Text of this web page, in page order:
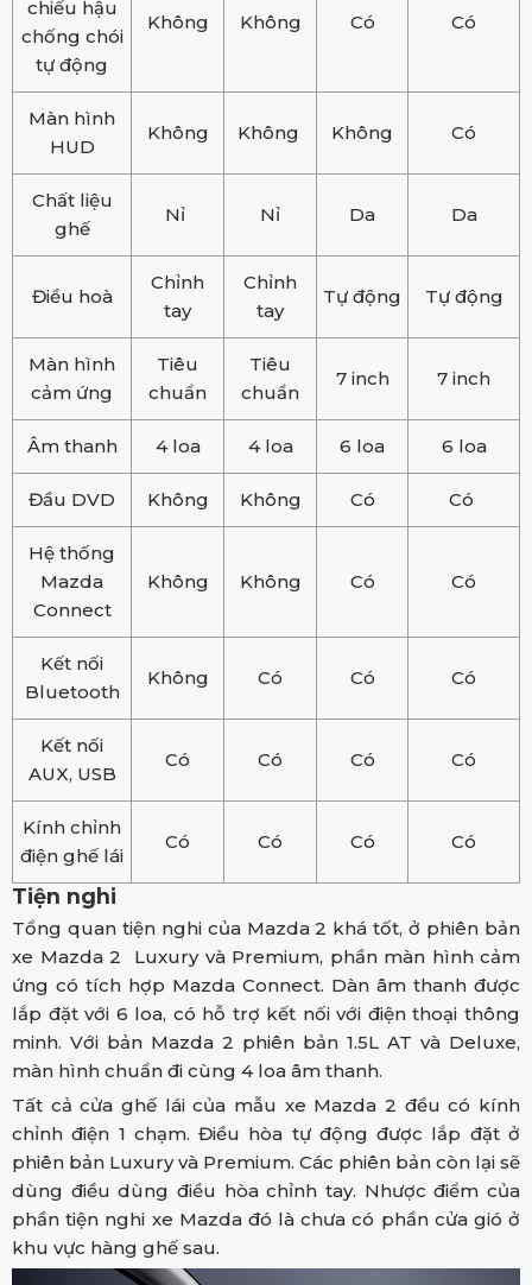
chiếu hậu
chống chói
tự động
Không Không Có Có
Màn hình
HUD
Không Không Không Có
Chất liệu
ghế
Nỉ Nỉ Da Da
Điều hoà
Chỉnh
tay
Chỉnh
tay
Tự động Tự động
Màn hình
cảm ứng
Tiêu
chuẩn
Tiêu
chuẩn
7 inch 7 inch
Âm thanh 4 loa 4 loa 6 loa 6 loa
Đầu DVD Không Không Có Có
Hệ thống
Mazda
Connect
Không Không Có Có
Kết nối
Bluetooth
Không Có Có Có
Kết nối
AUX, USB
Có Có Có Có
Kính chỉnh
điện ghế lái
Có Có Có Có
Tiện nghi
Tổng quan tiện nghi của Mazda 2 khá tốt, ở phiên bản
xe Mazda 2 Luxury và Premium, phần màn hình cảm
ứng có tích hợp Mazda Connect. Dàn âm thanh được
lắp đặt với 6 loa, có hỗ trợ kết nối với điện thoại thông
minh. Với bản Mazda 2 phiên bản 1.5L AT và Deluxe,
màn hình chuẩn đi cùng 4 loa âm thanh.
Tất cả cửa ghế lái của mẫu xe Mazda 2 đều có kính
chỉnh điện 1 chạm. Điều hòa tự động được lắp đặt ở
phiên bản Luxury và Premium. Các phiên bản còn lại sẽ
dùng điều dùng điều hòa chỉnh tay. Nhược điểm của
phần tiện nghi xe Mazda đó là chưa có phần cửa gió ở
khu vực hàng ghế sau.